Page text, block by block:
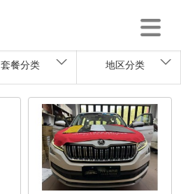
套餐分类 地区分类